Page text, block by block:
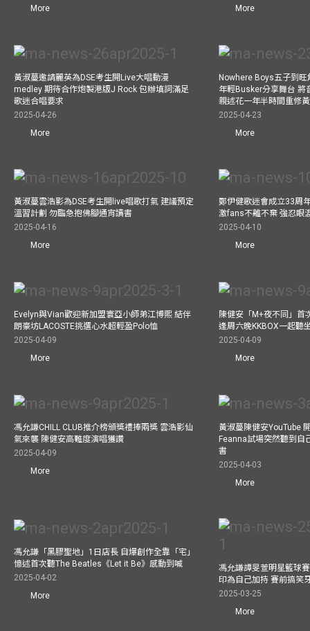
More
More
黃淑蔓邀請麗英為DSE考生開Live大唱動漫
medley 期待合作炮製港版J Rock 包辦填詞滿足
歌迷合唱要求
2025-04-26
More
Nowhere Boys五子到
年輕Busker分享舞台 將
親述花一年半時間重修
2025-04-23
More
黃淑蔓雲浩影為DSE考生開live唱歌打氣 建議預定
溫習計劃 勿臨急抱佛腳通宵讀書
2025-04-16
More
鄭伊健歌迷會成立33周
激fans不離不棄 強忍眼
2025-04-10
More
Evelyn與Vian歡迎新加盟寰亞小師弟江博熙 結伴
朗豪坊LACOSTE挑選心水超輕盈Polo恤
2025-04-09
More
陳健安「M+夜不同」首
逢周六晚KKBOX一起聽
2025-04-09
More
馮允謙CHILL CLUB推介榜頒獎禮捧兩獎 雲浩影仙
氣來襲 陳健安高難度演唱獲讚
2025-04-09
More
黃淑蔓陳健安YouTube
Feanna試場突然聽到自
書
2025-04-03
More
馮允謙「黑膠聖地」1日店長 自爆創作全靠「宅」
憶述首次聽The Beatles《Let it Be》感動到喊
2025-04-02
More
馮允謙譚旻萱明星籃球
印為自己加持 賽前搞笑
2025-03-25
More